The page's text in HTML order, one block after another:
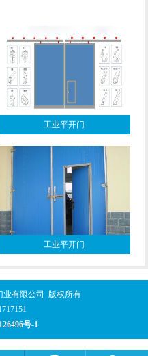
工业平开门
工业平开门
业有限公司 版权所有
号-1